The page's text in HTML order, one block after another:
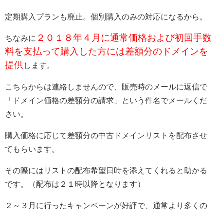
定期購入プランも廃止。個別購入のみの対応になるから。
ちなみに ２０１８年４月に通常価格および初回手数
料を支払って購入した方には差額分のドメインを
提供します。
こちらからは連絡しませんので、販売時のメールに返信で
「ドメイン価格の差額分の請求」という件名でメールくだ
さい。
購入価格に応じて差額分の中古ドメインリストを配布させ
てもらいます。
その際にはリストの配布希望日時を添えてくれると助かる
です。（配布は２１時以降となります）
２～３月に行ったキャンペーンが好評で、通常より多くの